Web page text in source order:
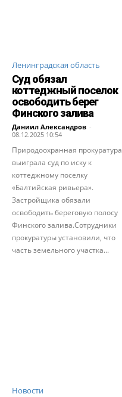
Ленинградская область
Суд обязал
коттеджный поселок
освободить берег
Финского залива
Даниил Александров -
08.12.2025 10:54
Природоохранная прокуратура
выиграла суд по иску к
коттеджному поселку
«Балтийская ривьера».
Застройщика обязали
освободить береговую полосу
Финского залива.Сотрудники
прокуратуры установили, что
часть земельного участка...
Новости